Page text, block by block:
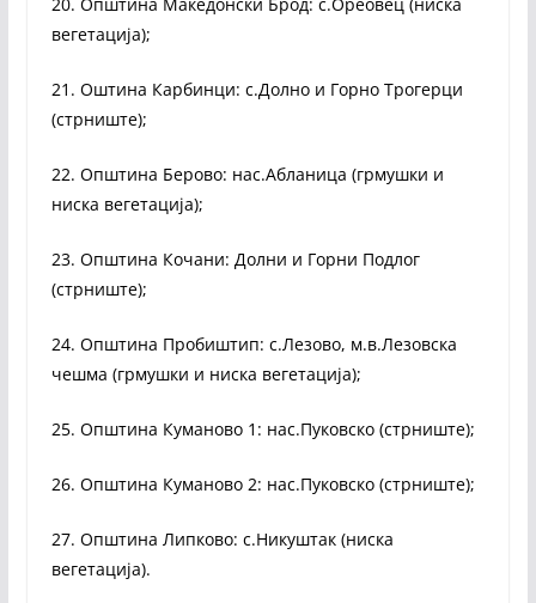
вегетација);
21. Оштина Карбинци: с.Долно и Горно Трогерци
(стрниште);
22. Општина Берово: нас.Абланица (грмушки и
ниска вегетација);
23. Општина Кочани: Долни и Горни Подлог
(стрниште);
24. Општина Пробиштип: с.Лезово, м.в.Лезовска
чешма (грмушки и ниска вегетација);
25. Општина Куманово 1: нас.Пуковско (стрниште);
26. Општина Куманово 2: нас.Пуковско (стрниште);
27. Општина Липково: с.Никуштак (ниска
вегетација).